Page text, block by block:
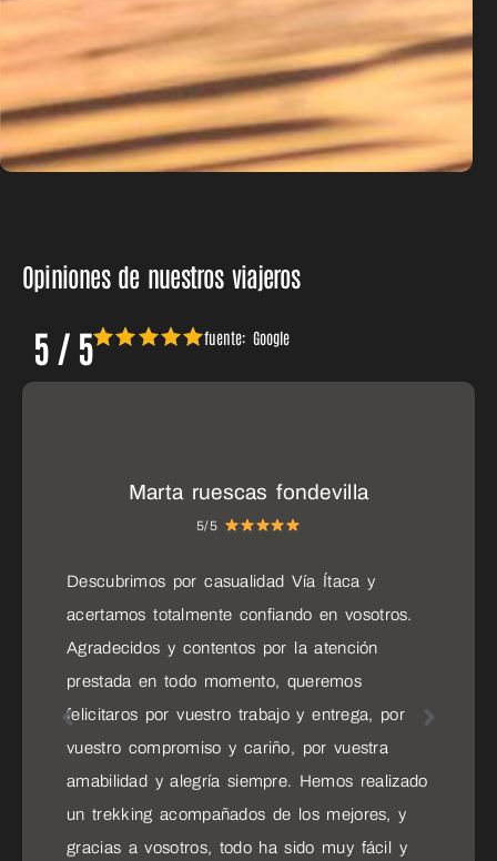
Opiniones de nuestros viajeros
5 / 5 fuente: Google
Rosa
5/5
Agencia muy recomendable, resuelven todas
tus dudas, durante el viaje se preocupan de
que disfrutes al máximo y los guías muy
profesionales. Es el segundo viaje que
hacemos con ellos por los servicios que dan y
cómo cuidan los detalles. Nuestro viaje a
Tanzania fue una experiencia inolvidable.